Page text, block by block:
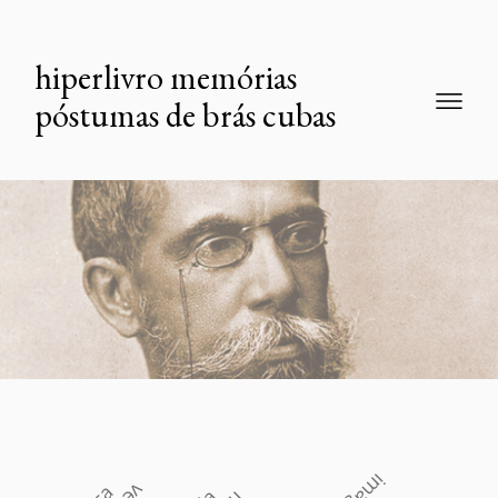
hiperlivro memórias
póstumas de brás cubas